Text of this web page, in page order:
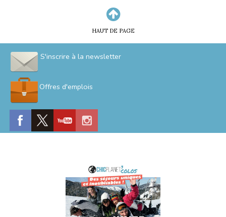
HAUT DE PAGE
S'inscrire à la newsletter
Offres d'emplois